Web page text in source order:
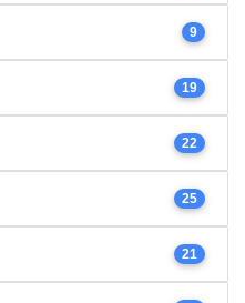
9
19
22
25
21